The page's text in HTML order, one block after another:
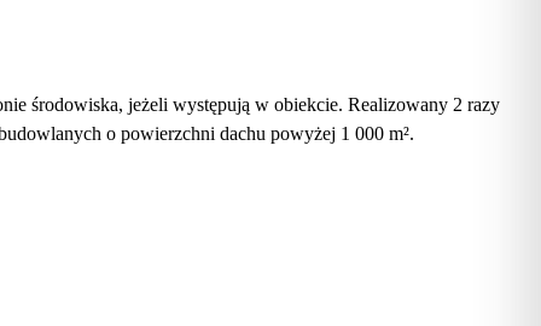
środowiska, jeżeli występują w obiekcie. Realizowany 2 razy
o powierzchni dachu powyżej 1 000 m².